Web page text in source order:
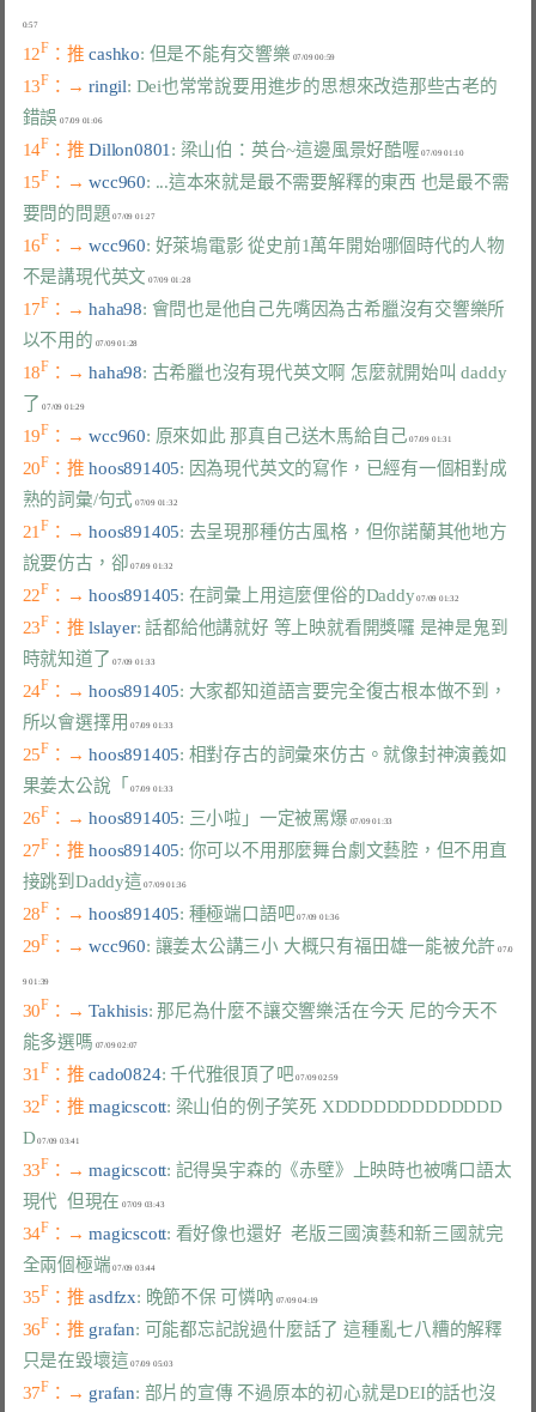
0:57
12F ：推 cashko: 但是不能有交響樂
13F ：→ ringil: Dei也常常說要用進步的思想來改造那些古老的
錯誤
07/09 01:06
14F ：推 Dillon0801 : 梁山伯：英台~這邊風景好酷喔
15F ：→ wcc960: ...這本來就是最不需要解釋的東西 也是最不需
要問的問題
07/09 01:27
16F ：→ wcc960: 好萊塢電影 從史前1萬年開始哪個時代的人物
不是講現代英文
07/09 01:28
17F ：→ haha98: 會問也是他自己先嘴因為古希臘沒有交響樂所
以不用的
18F ：→ haha98: 古希臘也沒有現代英文啊 怎麼就開始叫 daddy
了
07/09 01:29
19F ：→ wcc960: 原來如此 那真自己送木馬給自己
20F ：推 hoos891405: 因為現代英文的寫作，已經有一個相對成
熟的詞彙/句式
21F ：→ hoos891405: 去呈現那種仿古風格，但你諾蘭其他地方
說要仿古，卻
22F ：→ hoos891405: 在詞彙上用這麼俚俗的Daddy
23F ：推 lslayer: 話都給他講就好 等上映就看開獎囉 是神是鬼到
時就知道了
07/09 01:33
24F ：→ hoos891405: 大家都知道語言要完全復古根本做不到，
所以會選擇用
07/09 01:33
25F ：→ hoos891405: 相對存古的詞彙來仿古。就像封神演義如
果姜太公說「
07/09 01:33
26F ：→ hoos891405: 三小啦」一定被罵爆
27F ：推 hoos891405: 你可以不用那麼舞台劇文藝腔，但不用直
接跳到Daddy這
28F ：→ hoos891405: 種極端口語吧 07/09 01:36
29F ：→ wcc960: 讓姜太公講三小 大概只有福田雄一能被允許 07/0
30F ：→ Takhisis: 那尼為什麼不讓交響樂活在今天 尼的今天不
能多選嗎
31F ：推 cado0824: 千代雅很頂了吧
32F ：推 magicscott: 梁山伯的例子笑死 XDDDDDDDDDDDDD
D
33F ：→ magicscott: 記得吳宇森的《赤壁》上映時也被嘴口語太
現代  但現在
07/09 03:43
34F ：→ magicscott: 看好像也還好  老版三國演藝和新三國就完
全兩個極端
07/09 03:44
35F ：推 asdfzx: 晚節不保 可憐吶
36F ：推 grafan: 可能都忘記說過什麼話了 這種亂七八糟的解釋
只是在毀壞這
07/09 05:03
37F ：→ grafan: 部片的宣傳 不過原本的初心就是DEI的話也沒